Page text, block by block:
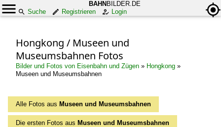
BAHN BILDER.DE
Suche
Registrieren Login
Hongkong / Museen und
Museumsbahnen Fotos
Bilder und Fotos von Eisenbahn und Zügen » Hongkong »
Museen und Museumsbahnen
Alle Fotos aus Museen und Museumsbahnen
Die ersten Fotos aus Museen und Museumsbahnen